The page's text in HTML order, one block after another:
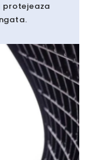
protejeaza